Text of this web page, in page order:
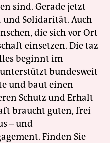
sind. Gerade jetzt
und Solidarität. Auch
die sich vor Ort
einsetzen. Die taz
beginnt im
bundesweit
und baut einen
Schutz und Erhalt
braucht guten, frei
– und
Finden Sie